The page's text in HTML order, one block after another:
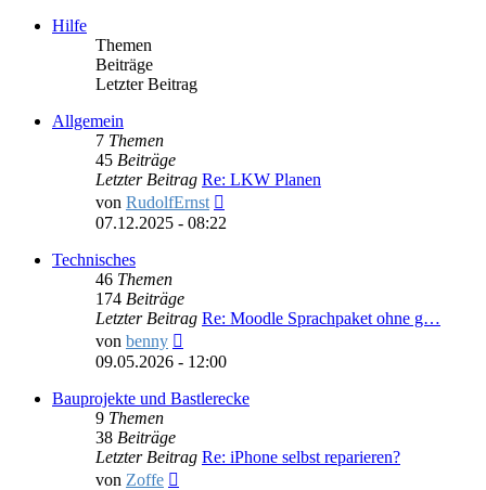
Hilfe
Themen
Beiträge
Letzter Beitrag
Allgemein
7 Themen
45 Beiträge
Letzter Beitrag Re: LKW Planen
von RudolfErnst
Beitrag
07.12.2025 - 08:22
Technisches
46 Themen
174 Beiträge
Letzter Beitrag Re: Moodle Sprachpaket ohne g…
von benny
Beitrag
09.05.2026 - 12:00
Bauprojekte und Bastlerecke
9 Themen
38 Beiträge
Letzter Beitrag Re: iPhone selbst reparieren?
von Zoffe